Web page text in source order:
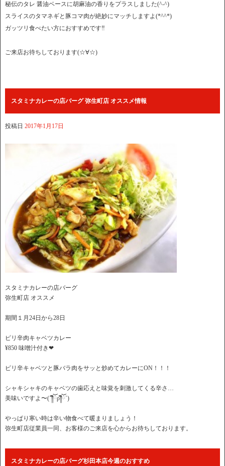
秘伝のタレ 醤油ベースに胡麻油の香りをプラスしました(^-^)
スライスのタマネギと豚コマ肉が絶妙にマッチしますよ(*^^*)
ガッツリ食べたい方におすすめです‼
ご来店お待ちしております(☆∀☆)
スタミナカレーの店バーグ 弥生町店 オススメ情報
投稿日 2017年1月17日
スタミナカレーの店バーグ
弥生町店 オススメ
期間１月24日から28日
ピリ辛肉キャベツカレー
¥850 味噌汁付き❤︎
ピリ辛キャベツと豚バラ肉をサッと炒めてカレーにON！！！
シャキシャキのキャベツの歯応えと味覚を刺激してくる辛さ…
美味いですよ〜(´༎ຶོρ༎ຶོ`)
やっぱり寒い時は辛い物食べて暖まりましょう！
弥生町店従業員一同、お客様のご来店を心からお待ちしております。
スタミナカレーの店バーグ杉田本店今週のおすすめ